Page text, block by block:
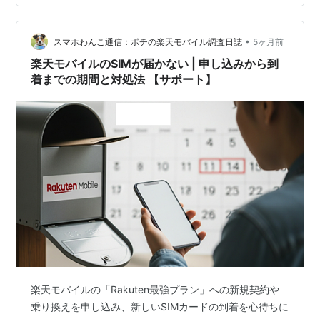
をつけること 荷物コンベアでは、一周した荷物は降ろさ
れて横に並べられています。 タグをしっかり確認して、
取り間違いに注意してください。 その後は検疫（ここ大
事） 私はメキシコシティ…
スマホわんこ通信：ポチの楽天モバイル調査日誌 • 5ヶ月前
楽天モバイルのSIMが届かない | 申し込みから到
着までの期間と対処法 【サポート】
楽天モバイルの「Rakuten最強プラン」への新規契約や
乗り換えを申し込み、新しいSIMカードの到着を心待ちに